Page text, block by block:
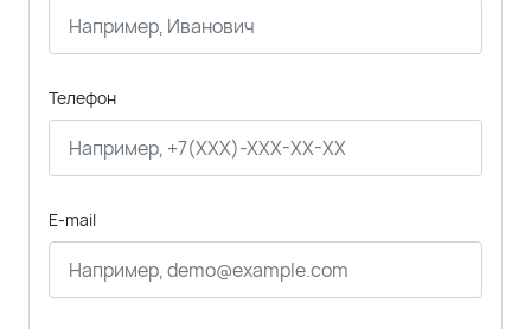
Телефон
E-mail